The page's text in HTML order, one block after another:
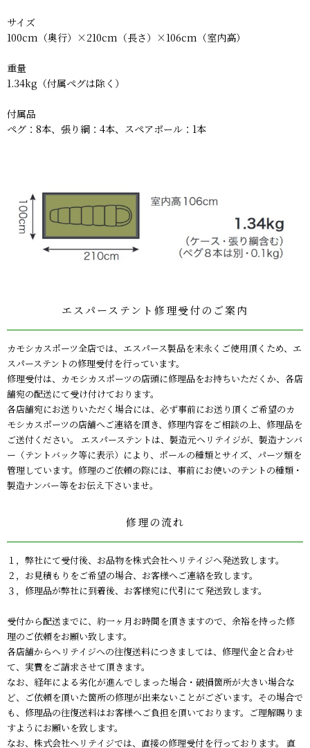
サイズ
100cm（奥行）×210cm（長さ）×106cm（室内高）
重量
1.34kg（付属ペグは除く）
付属品
ペグ：8本、張り綱：4本、スペアポール：1本
エスパーステント修理受付のご案内
カモシカスポーツ全店では、エスパース製品を末永くご使用頂くため、エ
スパーステントの修理受付を行っています。
修理受付は、カモシカスポーツの店頭に修理品をお持ちいただくか、各店
舗宛の配送にて受け付けております。
各店舗宛にお送りいただく場合には、必ず事前にお送り頂くご希望のカ
モシカスポーツの店舗へご連絡を頂き、修理内容をご相談の上、修理品を
ご送付ください。 エスパーステントは、製造元ヘリテイジが、製造ナンバ
ー（テントバック等に表示）により、ポールの種類とサイズ、パーツ類を
管理しています。修理のご依頼の際には、事前にお使いのテントの種類・
製造ナンバー等をお伝え下さいませ。
修理の流れ
１，弊社にて受付後、お品物を株式会社ヘリテイジへ発送致します。
２，お見積もりをご希望の場合、お客様へご連絡を致します。
３，修理品が弊社に到着後、お客様宛に代引にて発送致します。
受付から配送までに、約一ヶ月お時間を頂きますので、余裕を持った修
理のご依頼をお願い致します。
各店舗からヘリテイジへの往復送料につきましては、修理代金と合わせ
て、実費をご請求させて頂きます。
なお、経年による劣化が進んでしまった場合・破損箇所が大きい場合な
ど、ご依頼を頂いた箇所の修理が出来ないことがございます。その場合で
も、修理品の往復送料はお客様へご負担を頂いております。ご理解賜りま
すようにお願いを致します。
なお、株式会社ヘリテイジでは、直接の修理受付を行っております。 直